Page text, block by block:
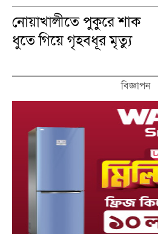
নোয়াখালীতে পুকুরে শাক
ধুতে গিয়ে গৃহবধূর মৃত্যু
বিজ্ঞাপন